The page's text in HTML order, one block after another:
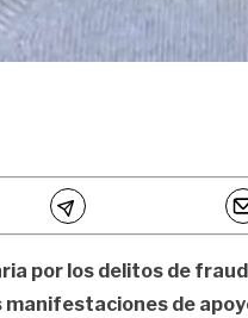
por los delitos de
de